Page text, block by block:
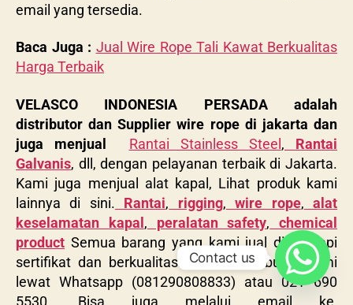
email yang tersedia.
Baca Juga : Jual Wire Rope Tali Kawat Berkualitas
Harga Terbaik
VELASCO INDONESIA PERSADA adalah
distributor dan Supplier wire rope di jakarta dan
juga menjual Rantai Stainless Steel , Rantai
Galvanis, dll, dengan pelayanan terbaik di Jakarta.
Kami juga menjual alat kapal, Lihat produk kami
lainnya di sini. Rantai, rigging, wire rope, alat
keselamatan kapal , peralatan safety, chemical
product Semua barang yang kami jual dilengkapi
sertifikat dan berkualitas. Silahkan hubungi kami
lewat Whatsapp (081290808833) atau 021 690
5530. Bisa juga melalui email ke
Contact us